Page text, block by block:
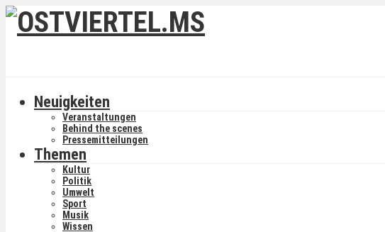
Neuigkeiten
Veranstaltungen
Behind the scenes
Pressemitteilungen
Themen
Kultur
Politik
Umwelt
Sport
Musik
Wissen